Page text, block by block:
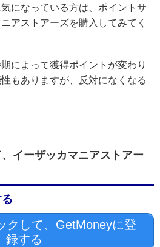
になっている方は、ポイントサ
アストアーズを購入してみてく
によって獲得ポイントが変わり
もありますが、反対になくなる
イーザッカマニアストアー
クして、GetMoneyに登
録する